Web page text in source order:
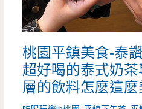
瓜
球，
一
週
只
桃園平鎮美食-泰
超好喝的泰式奶
層的飲料怎麼這麼